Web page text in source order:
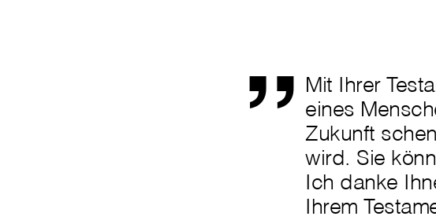
„ Mit Ihrer
eines
Zukunft
wird. Sie
Ich danke
Ihrem